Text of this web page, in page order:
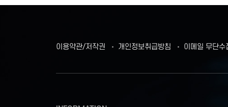
이용약관/저작권 개인정보취급방침 이메일 무단수